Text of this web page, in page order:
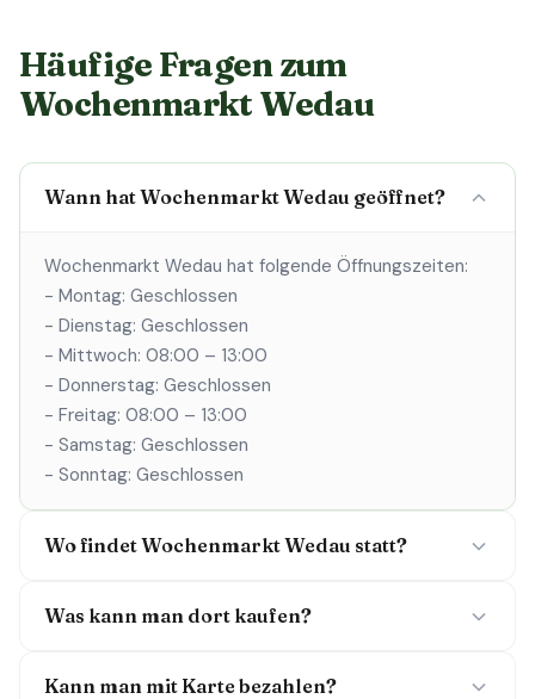
Häufige Fragen zum
Wochenmarkt Wedau
Wann hat Wochenmarkt Wedau geöffnet?
Wochenmarkt Wedau hat folgende Öffnungszeiten:
- Montag: Geschlossen
- Dienstag: Geschlossen
- Mittwoch: 08:00 – 13:00
- Donnerstag: Geschlossen
- Freitag: 08:00 – 13:00
- Samstag: Geschlossen
- Sonntag: Geschlossen
Wo findet Wochenmarkt Wedau statt?
Was kann man dort kaufen?
Kann man mit Karte bezahlen?